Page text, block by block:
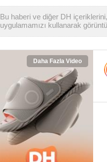
Bu haberi ve diğer DH
uygulamamızı kullanarak
Daha Fazla Video